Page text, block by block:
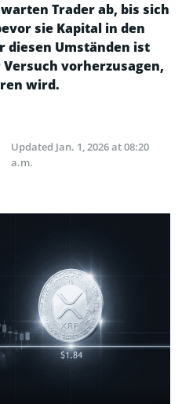
Trader ab, bis sich
sie Kapital in den
Umständen ist
vorherzusagen,
wird.
Updated Jan. 1, 2026 at 08:20
a.m.